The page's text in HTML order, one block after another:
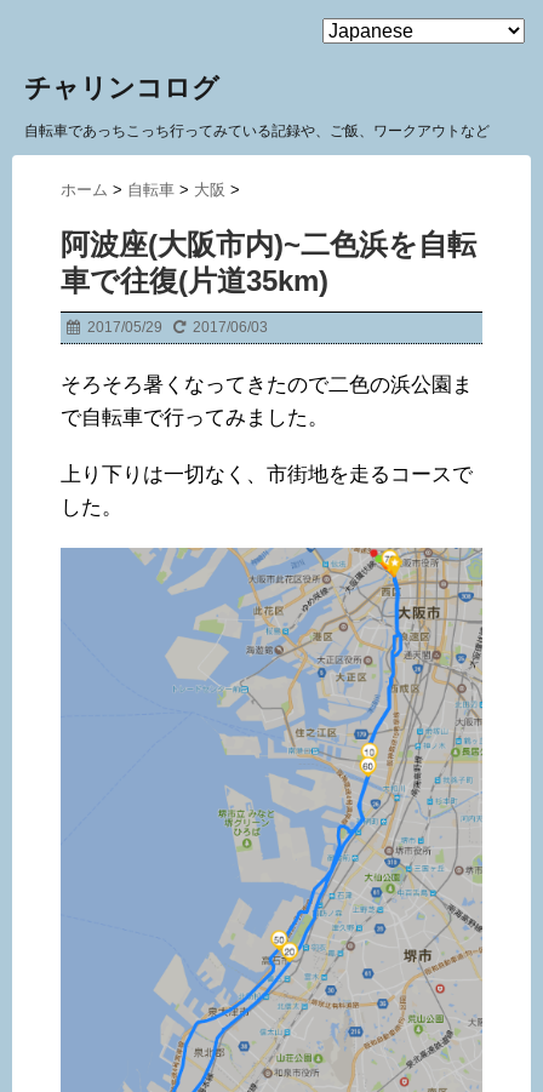
MENU
チャリンコログ
自転車であっちこっち行ってみている記録や、ご飯、ワークアウトなど
ホーム > 自転車 > 大阪 >
阿波座(大阪市内)~二色浜を自転
車で往復(片道35km)
2017/05/29 2017/06/03
そろそろ暑くなってきたので二色の浜公園ま
で自転車で行ってみました。
上り下りは一切なく、市街地を走るコースで
した。